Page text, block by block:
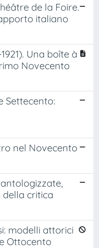
de la Foire.
italiano
Una boîte à
Novecento
Settecento:
nel Novecento
critica
modelli attorici
Ottocento